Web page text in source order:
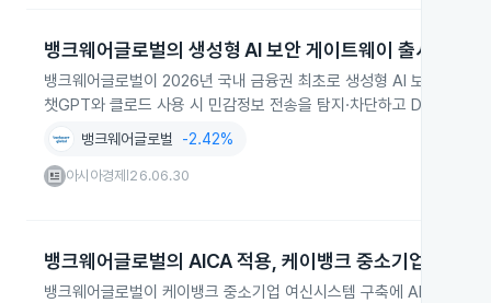
뱅크웨어글로벌의 생성형 AI 보안 게이트웨이 출시
뱅크웨어글로벌이 2026년 국내 금융권 최초로 생성형 AI 보안 게이
챗GPT와 클로드 사용 시 민감정보 전송을 탐지·차단하고 DNS 설정
뱅크웨어글로벌 -2.42%
아시아경제 26.06.30
뱅크웨어글로벌의 AICA 적용, 케이뱅크 중소기업 여신시
뱅크웨어글로벌이 케이뱅크 중소기업 여신시스템 구축에 AI 기반 코